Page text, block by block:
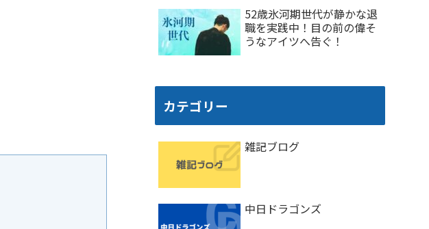
52歳氷河期世代が静かな退
職を実践中！目の前の偉そ
うなアイツへ告ぐ！
カテゴリー
雑記ブログ
中日ドラゴンズ